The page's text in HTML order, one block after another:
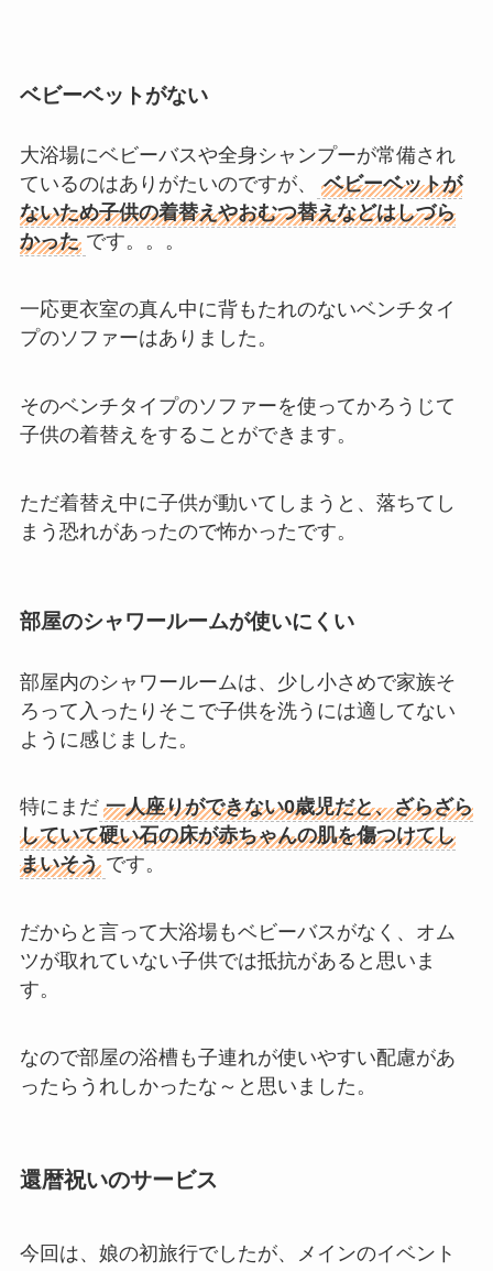
ベビーベットがない
大浴場にベビーバスや全身シャンプーが常備され
ているのはありがたいのですが、
ベビーベットが
ないため子供の着替えやおむつ替えなどはしづら
かった です。。。
一応更衣室の真ん中に背もたれのないベンチタイ
プのソファーはありました。
そのベンチタイプのソファーを使ってかろうじて
子供の着替えをすることができます。
ただ着替え中に子供が動いてしまうと、落ちてし
まう恐れがあったので怖かったです。
部屋のシャワールームが使いにくい
部屋内のシャワールームは、少し小さめで家族そ
ろって入ったりそこで子供を洗うには適してない
ように感じました。
特にまだ 一人座りができない0歳児だと、ざらざら
していて硬い石の床が赤ちゃんの肌を傷つけてし
まいそう です。
だからと言って大浴場もベビーバスがなく、オム
ツが取れていない子供では抵抗があると思いま
す。
なので部屋の浴槽も子連れが使いやすい配慮があ
ったらうれしかったな～と思いました。
還暦祝いのサービス
今回は、娘の初旅行でしたが、メインのイベント